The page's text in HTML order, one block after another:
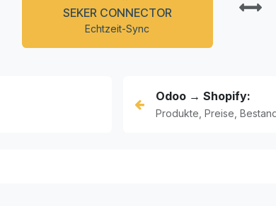
SEKER CONNECTOR
Echtzeit-Sync
Odoo → Shopify:
Produkte, Preise,